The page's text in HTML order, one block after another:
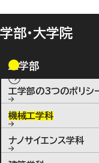
学部・大学院
工学部
工学部の3つのポリシ
機械工学科
ナノサイエンス学科